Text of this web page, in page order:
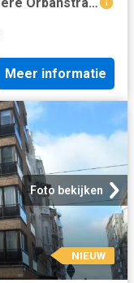
Meer informatie
Foto bekijken
NIEUW